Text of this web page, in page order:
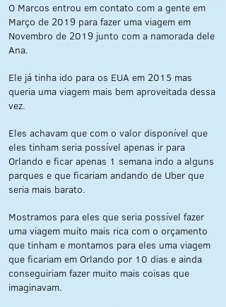
O Marcos entrou em contato com a gente em
Março de 2019 para fazer uma viagem em
Novembro de 2019 junto com a namorada dele
Ana.
Ele já tinha ido para os EUA em 2015 mas
queria uma viagem mais bem aproveitada dessa
vez.
Eles achavam que com o valor disponível que
eles tinham seria possível apenas ir para
Orlando e ficar apenas 1 semana indo a alguns
parques e que ficariam andando de Uber que
seria mais barato.
Mostramos para eles que seria possível fazer
uma viagem muito mais rica com o orçamento
que tinham e montamos para eles uma viagem
que ficariam em Orlando por 10 dias e ainda
conseguiriam fazer muito mais coisas que
imaginavam.